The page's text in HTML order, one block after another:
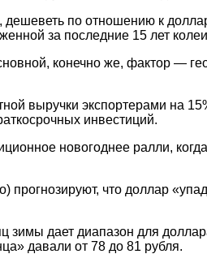
дешеветь по отношению к
за последние 15 лет
конечно же, фактор —
выручки экспортерами на
инвестиций.
новогоднее ралли,
что доллар
дает диапазон для
давали от 78 до 81 рубля.